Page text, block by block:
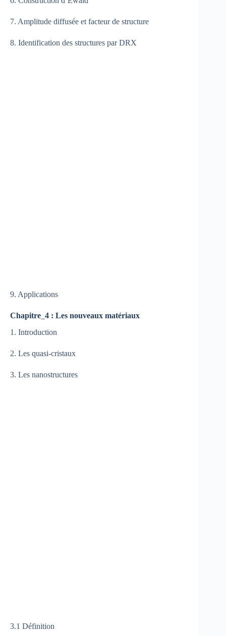
7. Amplitude diffusée et facteur de structure
8. Identification des structures par DRX
9. Applications
Chapitre 4 : Les nouveaux matériaux
1. Introduction
2. Les quasi-cristaux
3. Les nanostructures
3.1 Définition